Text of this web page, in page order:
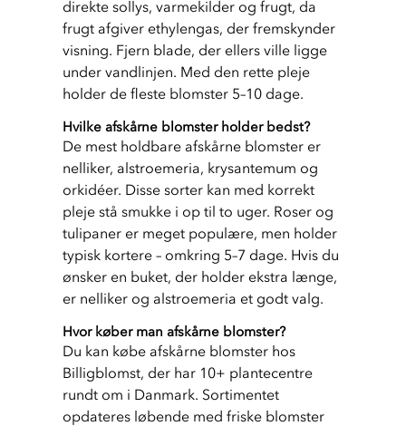
direkte sollys, varmekilder og frugt, da
frugt afgiver ethylengas, der fremskynder
visning. Fjern blade, der ellers ville ligge
under vandlinjen. Med den rette pleje
holder de fleste blomster 5–10 dage.
Hvilke afskårne blomster holder bedst?
De mest holdbare afskårne blomster er
nelliker, alstroemeria, krysantemum og
orkidéer. Disse sorter kan med korrekt
pleje stå smukke i op til to uger. Roser og
tulipaner er meget populære, men holder
typisk kortere – omkring 5–7 dage. Hvis du
ønsker en buket, der holder ekstra længe,
er nelliker og alstroemeria et godt valg.
Hvor køber man afskårne blomster?
Du kan købe afskårne blomster hos
Billigblomst, der har 10+ plantecentre
rundt om i Danmark. Sortimentet
opdateres løbende med friske blomster